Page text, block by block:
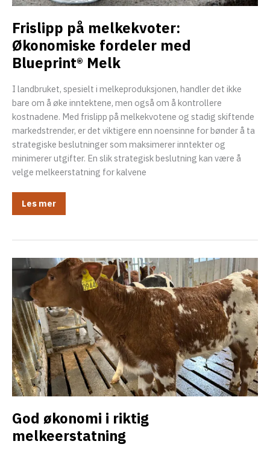
Frislipp på melkekvoter:
Økonomiske fordeler med
Blueprint® Melk
I landbruket, spesielt i melkeproduksjonen, handler det ikke
bare om å øke inntektene, men også om å kontrollere
kostnadene. Med frislipp på melkekvotene og stadig skiftende
markedstrender, er det viktigere enn noensinne for bønder å ta
strategiske beslutninger som maksimerer inntekter og
minimerer utgifter. En slik strategisk beslutning kan være å
velge melkeerstatning for kalvene
Frislipp
Melk
Les mer
God økonomi i riktig
melkeerstatning